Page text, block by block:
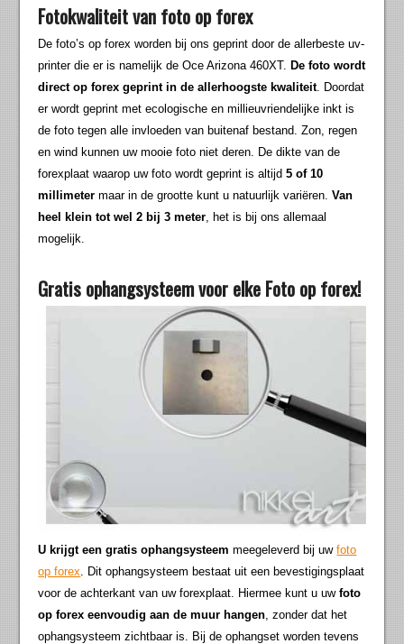
Fotokwaliteit van foto op forex
De foto’s op forex worden bij ons geprint door de allerbeste uv-
printer die er is namelijk de Oce Arizona 460XT. De foto wordt
direct op forex geprint in de allerhoogste kwaliteit. Doordat
er wordt geprint met ecologische en millieuvriendelijke inkt is
de foto tegen alle invloeden van buitenaf bestand. Zon, regen
en wind kunnen uw mooie foto niet deren. De dikte van de
forexplaat waarop uw foto wordt geprint is altijd5 of 10
millimeter maar in de grootte kunt u natuurlijk variëren.Van
heel klein tot wel 2 bij 3 meter , het is bij ons allemaal
mogelijk.
Gratis ophangsysteem voor elke Foto op forex!
U krijgt een gratis ophangsysteem meegeleverd bij uwfoto
op forex . Dit ophangsysteem bestaat uit een bevestigingsplaat
voor de achterkant van uw forexplaat. Hiermee kunt u uwfoto
op forex eenvoudig aan de muur hangen , zonder dat het
ophangsysteem zichtbaar is. Bij de ophangset worden tevens